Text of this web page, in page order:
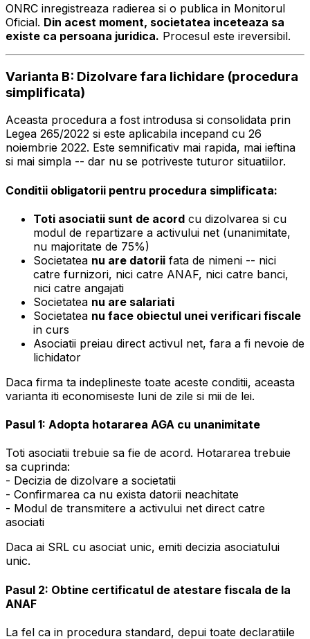
ONRC inregistreaza radierea si o publica in Monitorul
Oficial. Din acest moment, societatea inceteaza sa
existe ca persoana juridica. Procesul este ireversibil.
Varianta B: Dizolvare fara lichidare (procedura
simplificata)
Aceasta procedura a fost introdusa si consolidata prin
Legea 265/2022 si este aplicabila incepand cu 26
noiembrie 2022. Este semnificativ mai rapida, mai ieftina
si mai simpla -- dar nu se potriveste tuturor situatiilor.
Conditii obligatorii pentru procedura simplificata:
Toti asociatii sunt de acord cu dizolvarea si cu
modul de repartizare a activului net (unanimitate,
nu majoritate de 75%)
Societatea nu are datorii fata de nimeni -- nici
catre furnizori, nici catre ANAF, nici catre banci,
nici catre angajati
Societatea nu are salariati
Societatea nu face obiectul unei verificari fiscale
in curs
Asociatii preiau direct activul net, fara a fi nevoie de
lichidator
Daca firma ta indeplineste toate aceste conditii, aceasta
varianta iti economiseste luni de zile si mii de lei.
Pasul 1: Adopta hotararea AGA cu unanimitate
Toti asociatii trebuie sa fie de acord. Hotararea trebuie
sa cuprinda:
- Decizia de dizolvare a societatii
- Confirmarea ca nu exista datorii neachitate
- Modul de transmitere a activului net direct catre
asociati
Daca ai SRL cu asociat unic, emiti decizia asociatului
unic.
Pasul 2: Obtine certificatul de atestare fiscala de la
ANAF
La fel ca in procedura standard, depui toate declaratiile